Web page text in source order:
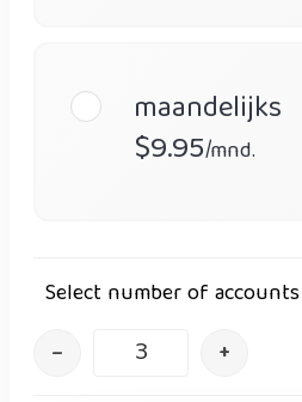
maandelijks
$9.95/mnd.
Select number of accounts
– +